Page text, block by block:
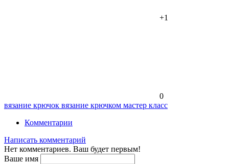
+1
0
вязание крючок вязание крючком мастер класс
Комментарии
Написать комментарий
Нет комментариев. Ваш будет первым!
Ваше имя